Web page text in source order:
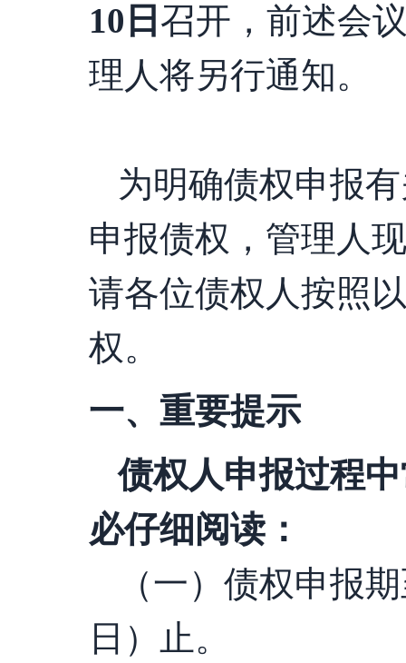
10 日 召开，前述会
理人将另行通知。
为明确债权申报
申报债权，管理人
请各位债权人按照
权。
一、重要提示
债权人申报过程
必仔细阅读：
（一）债权申报
日）止 。